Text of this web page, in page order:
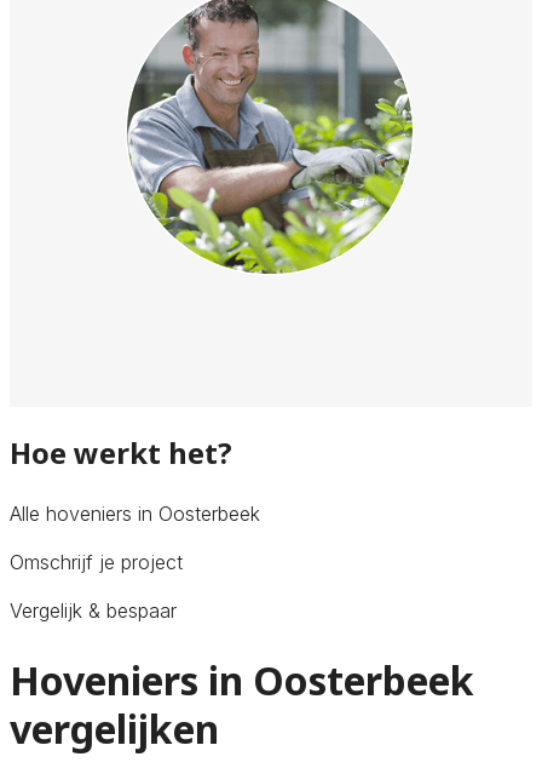
Hoe werkt het?
Alle hoveniers in Oosterbeek
Omschrijf je project
Vergelijk & bespaar
Hoveniers in Oosterbeek
vergelijken